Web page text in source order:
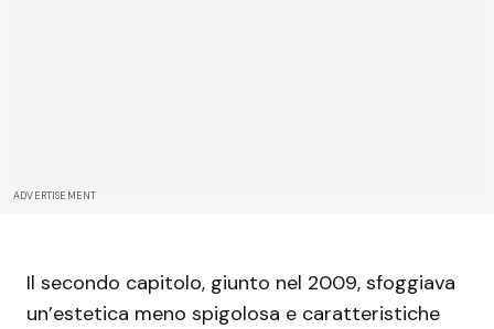
ADVERTISEMENT
Il secondo capitolo, giunto nel 2009, sfoggiava
un’estetica meno spigolosa e caratteristiche